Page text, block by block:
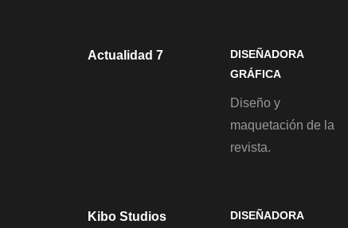
Actualidad 7
DISEÑADORA
GRÁFICA
Diseño y
maquetación de la
revista.
Kibo Studios
DISEÑADORA